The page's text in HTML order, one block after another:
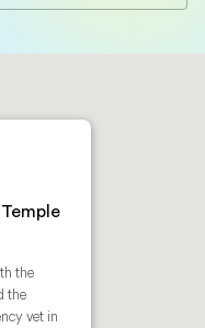
the
the
vet in